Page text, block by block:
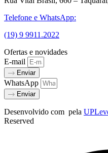
Telefone e WhatsApp:
(19) 9 9911.2022
Ofertas e novidades
E-mail
Enviar
WhatsApp
Enviar
Desenvolvido com pela
Reserved